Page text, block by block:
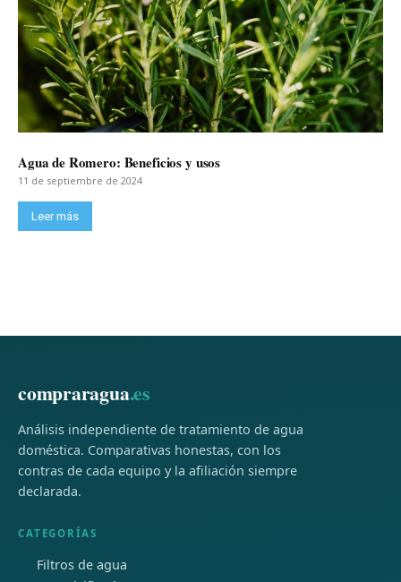
Agua de Romero: Beneficios y usos
11 de septiembre de 2024
Leer más
compraragua.es
Análisis independiente de tratamiento de agua
doméstica. Comparativas honestas, con los
contras de cada equipo y la afiliación siempre
declarada.
CATEGORÍAS
Filtros de agua